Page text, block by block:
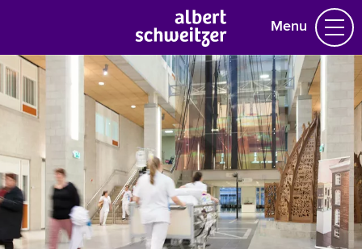
Menu
Homepage
Praktische informatie
Specialismen
Werken en leren
Medewerkers
Contact